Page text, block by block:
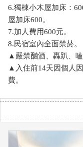
6.獨棟小木屋加床：
屋加床600。
7.加人費用600元。
8.民宿室內全面禁菸。
▲嚴禁酗酒、轟趴、
▲入住前14天因個人
費。